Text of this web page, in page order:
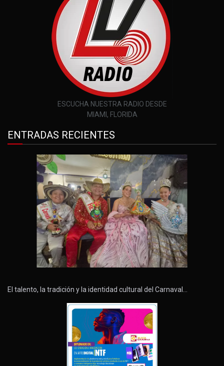
ESCUCHA NUESTRA RADIO DESDE
MIAMI, FLORIDA
ENTRADAS RECIENTES
El talento, la tradición y la identidad cultural del Carnaval…